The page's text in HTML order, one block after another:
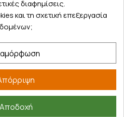
διαφημίσεις.
και τη σχετική επεξεργασία
Αποδοχή